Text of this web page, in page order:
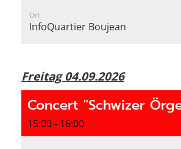
Ort
InfoQuartier Boujean
Freitag 04.09.2026
15:00 - 16:00